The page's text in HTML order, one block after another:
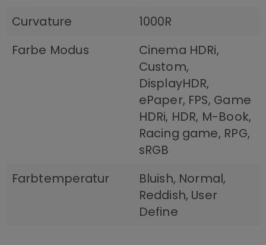
Curvature
1000R
Farbe Modus
Cinema HDRi,
Custom,
DisplayHDR,
ePaper, FPS, Game
HDRi, HDR, M-Book,
Racing game, RPG,
sRGB
Farbtemperatur
Bluish, Normal,
Reddish, User
Define